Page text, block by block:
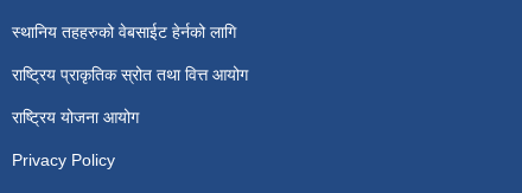
स्थानिय तहहरुको वेबसाईट हेर्नको लागि
राष्ट्रिय प्राकृतिक स्रोत तथा वित्त आयोग
राष्ट्रिय योजना आयोग
Privacy Policy